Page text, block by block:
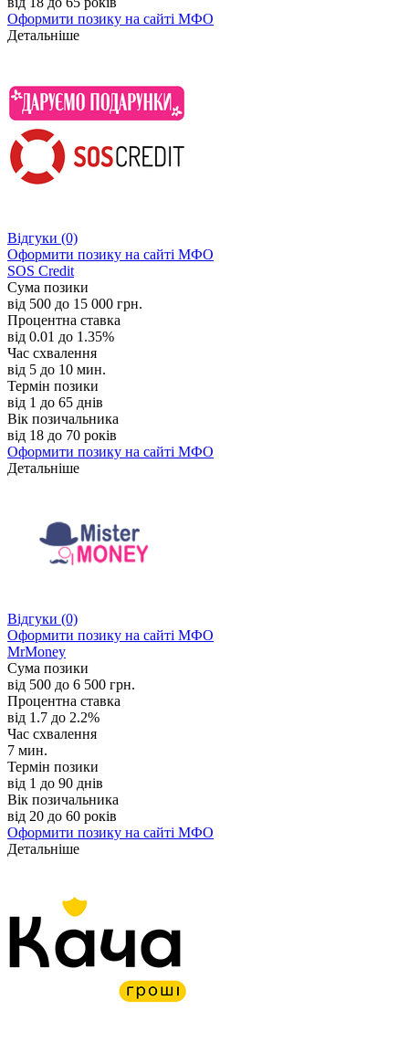
Оформити позику на сайті МФО
Детальніше
Відгуки (0)
Оформити позику на сайті МФО
SOS Credit
Сума позики
від 500 до 15 000 грн.
Процентна ставка
від 0.01 до 1.35%
Час схвалення
від 5 до 10 мин.
Термін позики
від 1 до 65 днів
Вік позичальника
від 18 до 70 років
Оформити позику на сайті МФО
Детальніше
Відгуки (0)
Оформити позику на сайті МФО
MrMoney
Сума позики
від 500 до 6 500 грн.
Процентна ставка
від 1.7 до 2.2%
Час схвалення
7 мин.
Термін позики
від 1 до 90 днів
Вік позичальника
від 20 до 60 років
Оформити позику на сайті МФО
Детальніше